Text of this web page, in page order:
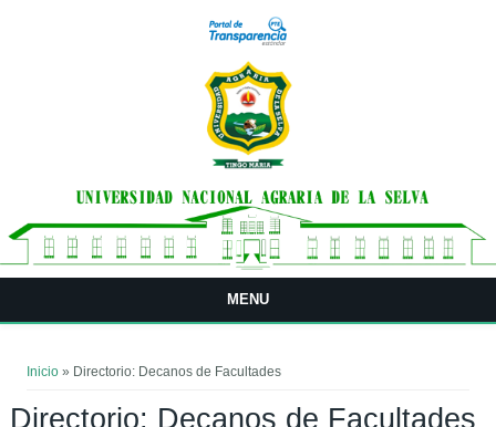
MENU
Inicio » Directorio: Decanos de Facultades
Directorio: Decanos de Facultades